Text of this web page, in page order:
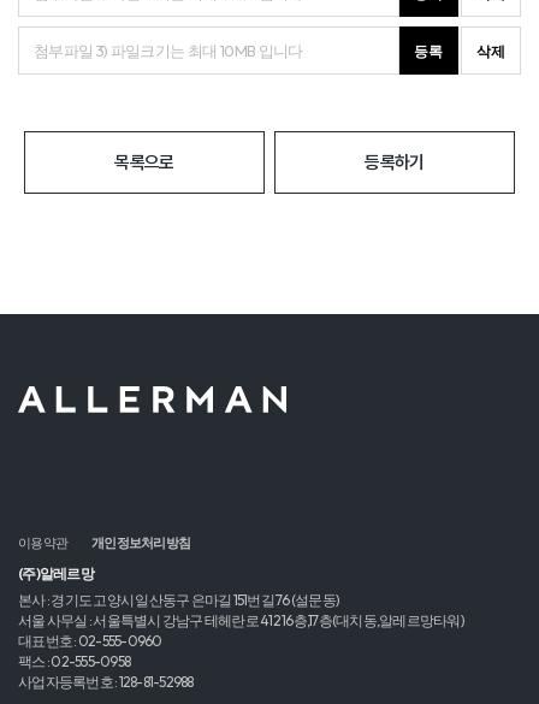
등록 삭제
목록으로 등록하기
이용약관 개인정보처리방침
(주)알레르망
본사 : 경기도 고양시 일산동구 은마길 151번길 76 (설문동)
서울 사무실 : 서울특별시 강남구 테헤란로 412 16층,17층(대치동,알레르망타워)
대표번호 : 02-555-0960
팩스 : 02-555-0958
사업자등록번호 : 128-81-52988